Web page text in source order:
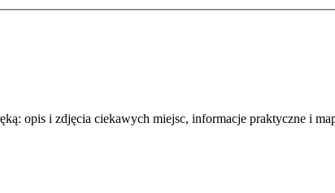
opis i zdjęcia ciekawych miejsc, informacje praktyczne i